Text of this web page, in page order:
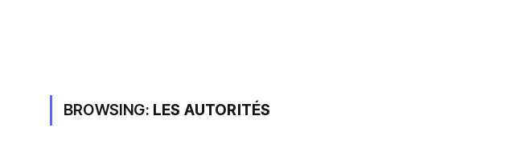
BROWSING: LES AUTORITÉS